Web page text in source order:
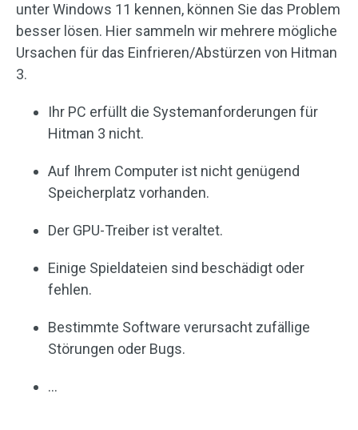
unter Windows 11 kennen, können Sie das Problem
besser lösen. Hier sammeln wir mehrere mögliche
Ursachen für das Einfrieren/Abstürzen von Hitman
3.
Ihr PC erfüllt die Systemanforderungen für
Hitman 3 nicht.
Auf Ihrem Computer ist nicht genügend
Speicherplatz vorhanden.
Der GPU-Treiber ist veraltet.
Einige Spieldateien sind beschädigt oder
fehlen.
Bestimmte Software verursacht zufällige
Störungen oder Bugs.
…